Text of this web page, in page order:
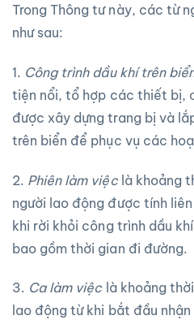
Trong Thông tư này, các từ
như sau:
1. Công trình dầu khí trên
tiện nổi, tổ hợp các thiết bị,
được xây dựng trang bị và
trên biển để phục vụ các
2. Phiên làm việclà khoảng
người lao động được tính
khi rời khỏi công trình dầu
bao gồm thời gian đi đường.
3. Ca làm việclà khoảng
lao động từ khi bắt đầu